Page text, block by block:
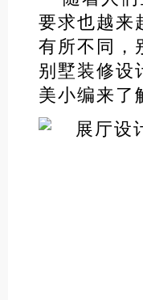
要求也越来
有所不同，
别墅装修设
美小编来了